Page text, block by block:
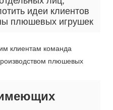
идеи клиентов
плюшевых игрушек